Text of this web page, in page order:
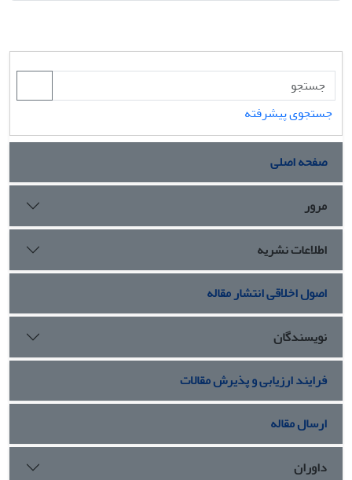
جستجوی پیشرفته
صفحه اصلی
مرور
اطلاعات نشریه
اصول اخلاقی انتشار مقاله
نویسندگان
فرایند ارزیابی و پذیرش مقالات
ارسال مقاله
داوران